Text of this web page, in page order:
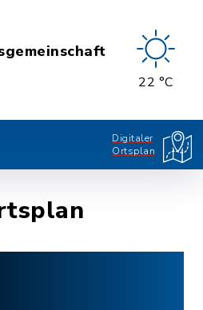
22 °C
Digitaler
Ortsplan